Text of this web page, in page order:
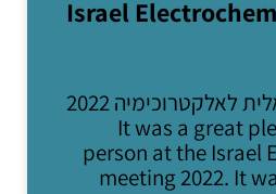
Israel
כנס החברה הישראלית לאלקטרוכימיה 2022
It was a great
person at the Israel
meeting 2022. It